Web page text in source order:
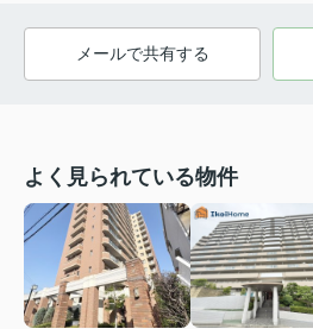
メールで共有する
よく見られている物件